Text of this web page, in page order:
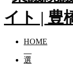
HOME
選